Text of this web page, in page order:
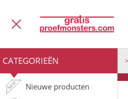
CATEGORIEËN
Nieuwe producten